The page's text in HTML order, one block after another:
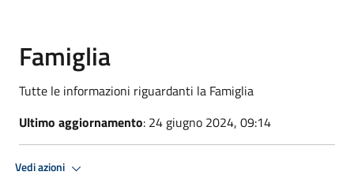
Famiglia
Tutte le informazioni riguardanti la Famiglia
Ultimo aggiornamento: 24 giugno 2024, 09:14
Vedi azioni